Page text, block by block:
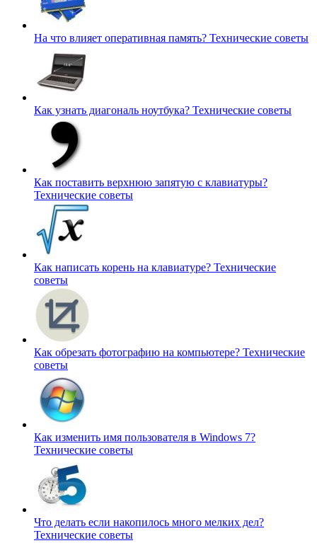
На что влияет оперативная память? Технические советы
Как узнать диагональ ноутбука? Технические советы
Как поставить верхнюю запятую с клавиатуры?
Технические советы
Как написать корень на клавиатуре? Технические
советы
Как обрезать фотографию на компьютере? Технические
советы
Как изменить имя пользователя в Windows 7?
Технические советы
Что делать если накопилось много мелких дел?
Технические советы